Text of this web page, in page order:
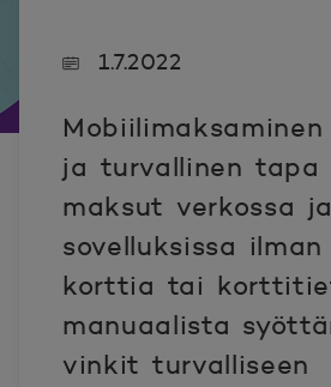
1.7.2022
ja turvallinen tapa
maksut verkossa ja
sovelluksissa
korttia tai
manuaalista
vinkit turvalliseen